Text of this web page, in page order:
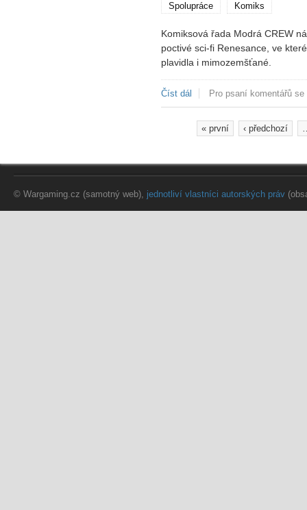
Spolupráce Komiks
Komiksová řada Modrá CREW
poctivé sci-fi Renesance, ve
plavidla i mimozemšťané.
Číst dál Modrá CREW 38:
Pro psaní komentářů se
« první ‹ předchozí
© Wargaming.cz (samotný web), jednotliví vlastníci autorských práv